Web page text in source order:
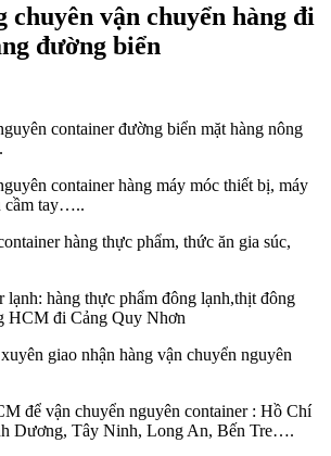
chuyên vận chuyển hàng đi
đường biển
container đường biển mặt hàng nông
container hàng máy móc thiết bị, máy
cầm tay…..
hàng thực phẩm, thức ăn gia súc,
lạnh: hàng thực phẩm đông lạnh,thịt đông
HCM đi Cảng Quy Nhơn
giao nhận hàng vận chuyển nguyên
để vận chuyển nguyên container : Hồ Chí
Dương, Tây Ninh, Long An, Bến Tre….